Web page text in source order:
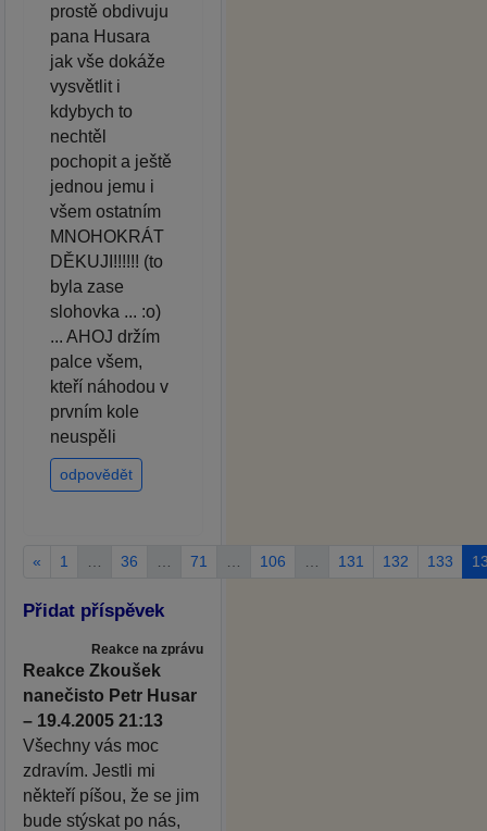
prostě obdivuju
pana Husara
jak vše dokáže
vysvětlit i
kdybych to
nechtěl
pochopit a ještě
jednou jemu i
všem ostatním
MNOHOKRÁT
DĚKUJI!!!!!! (to
byla zase
slohovka ... :o)
... AHOJ držím
palce všem,
kteří náhodou v
prvním kole
neuspěli
odpovědět
« 1 … 36 … 71 … 106 … 131 132 133
Přidat příspěvek
Reakce na zprávu
Reakce Zkoušek
nanečisto Petr Husar
– 19.4.2005 21:13
Všechny vás moc
zdravím. Jestli mi
někteří píšou, že se jim
bude stýskat po nás,